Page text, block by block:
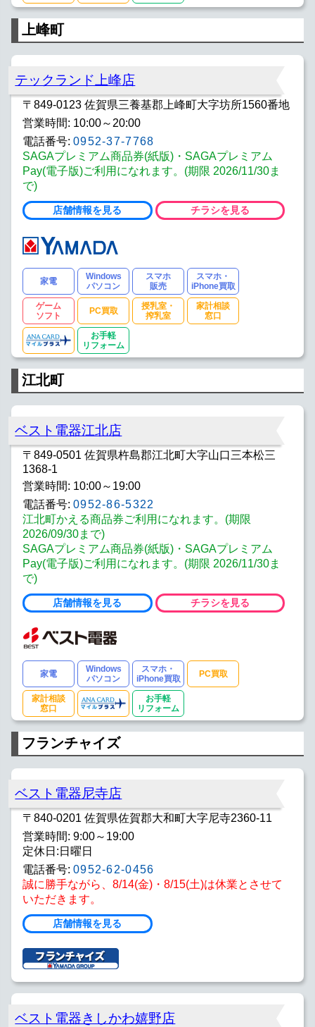
上峰町
テックランド上峰店
〒849-0123 佐賀県三養基郡上峰町大字坊所1560番地
営業時間: 10:00～20:00
電話番号: 0952-37-7768
SAGAプレミアム商品券(紙版)・SAGAプレミアム
Pay(電子版)ご利用になれます。(期限 2026/11/30ま
で)
店舗情報を見る チラシを見る
家電
Windows
パソコン
スマホ
販売
スマホ・
iPhone買取
ゲーム
ソフト
PC買取
授乳室・
搾乳室
家計相談
窓口
お手軽
リフォーム
江北町
ベスト電器江北店
〒849-0501 佐賀県杵島郡江北町大字山口三本松三
1368-1
営業時間: 10:00～19:00
電話番号: 0952-86-5322
江北町かえる商品券ご利用になれます。(期限
2026/09/30まで)
SAGAプレミアム商品券(紙版)・SAGAプレミアム
Pay(電子版)ご利用になれます。(期限 2026/11/30ま
で)
店舗情報を見る チラシを見る
家電
Windows
パソコン
スマホ・
iPhone買取
PC買取
家計相談
窓口
お手軽
リフォーム
フランチャイズ
ベスト電器尼寺店
〒840-0201 佐賀県佐賀郡大和町大字尼寺2360-11
営業時間: 9:00～19:00
定休日:日曜日
電話番号: 0952-62-0456
誠に勝手ながら、8/14(金)・8/15(土)は休業とさせて
いただきます。
店舗情報を見る
ベスト電器きしかわ嬉野店